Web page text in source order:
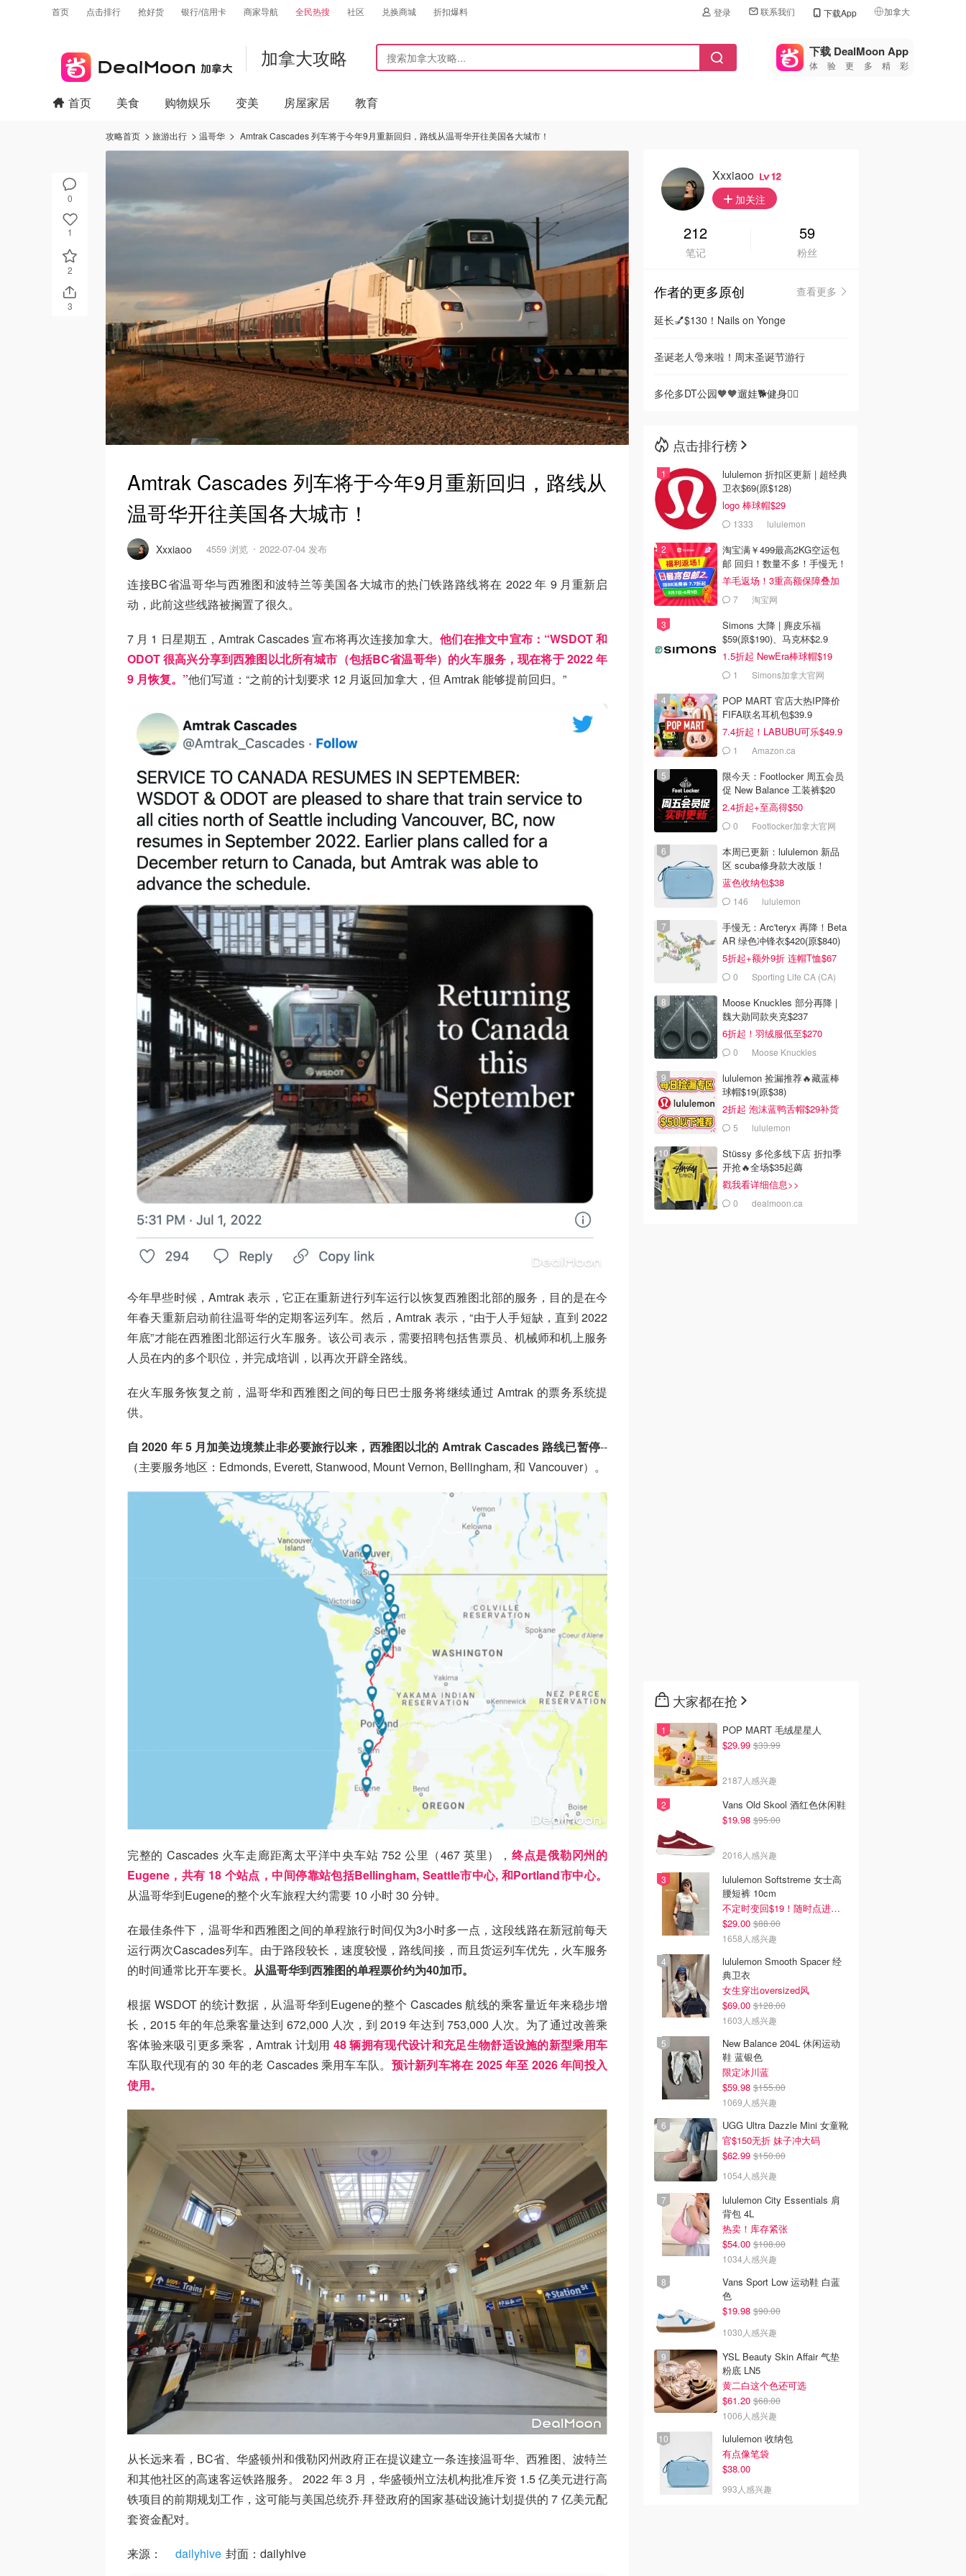
首页 点击排行 抢好货 银行/信用卡 商家导航 全民热搜 社区 兑换商城 折扣爆料 登录 联系我们 下载App 加拿大
🇺🇸
美国
🇨🇳中国
🇮🇹
🇦🇺
🇳🇿新西兰
加拿大攻略 下载 DealMoon App
体验更多精彩
0
1
2
3
首页 美食 购物娱乐 变美 房屋家居 教育
攻略首页 旅游出行 温哥华 Amtrak Cascades 列车将于今年9月重新回归，路线从温哥华开往美国各大城市！
Amtrak Cascades 列车将于今年9月重新回归，路线从
温哥华开往美国各大城市！
Xxxiaoo 4559 浏览 2022-07-04 发布
连接BC省温哥华与西雅图和波特兰等美国各大城市的热门铁路路线将在 2022 年 9 月重新启
动，此前这些线路被搁置了很久。
7 月 1 日星期五，Amtrak Cascades 宣布将再次连接加拿大。 他们在推文中宣布：“WSDOT 和
ODOT 很高兴分享到西雅图以北所有城市（包括BC省温哥华）的火车服务，现在将于 2022 年
9 月恢复。”他们写道：“之前的计划要求 12 月返回加拿大，但 Amtrak 能够提前回归。”
今年早些时候，Amtrak 表示，它正在重新进行列车运行以恢复西雅图北部的服务，目的是在今
年春天重新启动前往温哥华的定期客运列车。然后，Amtrak 表示，“由于人手短缺，直到 2022
年底”才能在西雅图北部运行火车服务。该公司表示，需要招聘包括售票员、机械师和机上服务
人员在内的多个职位，并完成培训，以再次开辟全路线。
在火车服务恢复之前，温哥华和西雅图之间的每日巴士服务将继续通过 Amtrak 的票务系统提
供。
自 2020 年 5 月加美边境禁止非必要旅行以来，西雅图以北的 Amtrak Cascades 路线已暂停--
（主要服务地区：Edmonds, Everett, Stanwood, Mount Vernon, Bellingham, 和 Vancouver）。
完整的 Cascades 火车走廊距离太平洋中央车站 752 公里（467 英里）， 终点是俄勒冈州的
Eugene，共有 18 个站点，中间停靠站包括Bellingham, Seattle市中心, 和Portland市中心。
从温哥华到Eugene的整个火车旅程大约需要 10 小时 30 分钟。
在最佳条件下，温哥华和西雅图之间的单程旅行时间仅为3小时多一点，这段线路在新冠前每天
运行两次Cascades列车。由于路段较长，速度较慢，路线间接，而且货运列车优先，火车服务
的时间通常比开车要长。 从温哥华到西雅图的单程票价约为40加币。
根据 WSDOT 的统计数据，从温哥华到Eugene的整个 Cascades 航线的乘客量近年来稳步增
长，2015 年的年总乘客量达到 672,000 人次，到 2019 年达到 753,000 人次。为了通过改善乘
客体验来吸引更多乘客，Amtrak 计划用 48 辆拥有现代设计和充足生物舒适设施的新型乘用车
车队取代现有的 30 年的老 Cascades 乘用车车队。 预计新列车将在 2025 年至 2026 年间投入
使用。
从长远来看，BC省、华盛顿州和俄勒冈州政府正在提议建立一条连接温哥华、西雅图、波特兰
和其他社区的高速客运铁路服务。 2022 年 3 月，华盛顿州立法机构批准斥资 1.5 亿美元进行高
铁项目的前期规划工作，这可能与美国总统乔·拜登政府的国家基础设施计划提供的 7 亿美元配
套资金配对。
来源： dailyhive 封面：dailyhive
Xxxiaoo 12
加关注
212
笔记
59
粉丝
作者的更多原创
查看更多
延长💅$130！Nails on Yonge
圣诞老人🎅来啦！周末圣诞节游行
多伦多DT公园🧡🧡遛娃🐕健身🏋️‍♀️
点击排行榜
lululemon 折扣区更新 | 超经典
卫衣$69(原$128)
logo 棒球帽$29
1333 lululemon
淘宝满￥499最高2KG空运包
邮 回归！数量不多！手慢无！
羊毛返场！3重高额保障叠加
7 淘宝网
Simons 大降 | 麂皮乐福
$59(原$190)、马克杯$2.9
1.5折起 NewEra棒球帽$19
1 Simons加拿大官网
POP MART 官店大热IP降价
FIFA联名耳机包$39.9
7.4折起！LABUBU可乐$49.9
1 Amazon.ca
限今天：Footlocker 周五会员
促 New Balance 工装裤$20
2.4折起+至高得$50
0 Footlocker加拿大官网
本周已更新：lululemon 新品
区 scuba修身款大改版！
蓝色收纳包$38
146 lululemon
手慢无：Arc'teryx 再降！Beta
AR 绿色冲锋衣$420(原$840)
5折起+额外9折 连帽T恤$67
0 Sporting Life CA (CA)
Moose Knuckles 部分再降 |
魏大勋同款夹克$237
6折起！羽绒服低至$270
0 Moose Knuckles
lululemon 捡漏推荐🔥藏蓝棒
球帽$19(原$38)
2折起 泡沫蓝鸭舌帽$29补货
5 lululemon
Stüssy 多伦多线下店 折扣季
开抢🔥全场$35起薅
戳我看详细信息>>
0 dealmoon.ca
大家都在抢
POP MART 毛绒星星人
$29.99 $33.99
2187人感兴趣
Vans Old Skool 酒红色休闲鞋
$19.98 $95.00
2016人感兴趣
lululemon Softstreme 女士高
腰短裤 10cm
不定时变回$19！随时点进来看
$29.00 $88.00
1658人感兴趣
lululemon Smooth Spacer 经
典卫衣
女生穿出oversized风
$69.00 $128.00
1603人感兴趣
New Balance 204L 休闲运动
鞋 蓝银色
限定冰川蓝
$59.98 $155.00
1069人感兴趣
UGG Ultra Dazzle Mini 女童靴
官$150无折 妹子冲大码
$62.99 $150.00
1054人感兴趣
lululemon City Essentials 肩
背包 4L
热卖！库存紧张
$54.00 $108.00
1034人感兴趣
Vans Sport Low 运动鞋 白蓝
色
$19.98 $90.00
1030人感兴趣
YSL Beauty Skin Affair 气垫
粉底 LN5
黄二白这个色还可选
$61.20 $68.00
1006人感兴趣
lululemon 收纳包
有点像笔袋
$38.00
993人感兴趣